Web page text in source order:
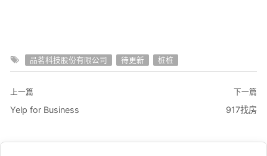
品茗科技股份有限公司 待更新 桩桩
上一篇
Yelp for Business
下一篇
917找房